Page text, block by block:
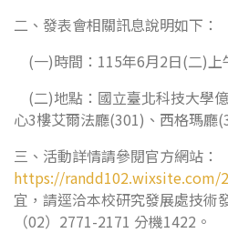
二、發表會相關訊息說明如下：
(一)時間：115年6月2日(二)上
(二)地點：國立臺北科技大學
心3樓艾爾法廳(301)、西格瑪廳
三、活動詳情請參閱官方網站：
https://randd102.wixsite.com/
宜，請逕洽本校研究發展處技術
（02）2771-2171 分機1422。